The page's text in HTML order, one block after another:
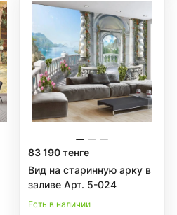
83 190 тенге
Вид на старинную арку в
заливе Арт. 5-024
Есть в наличии